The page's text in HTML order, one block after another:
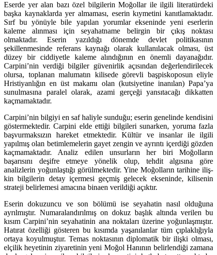
Eserde yer alan bazı özel bilgilerin Moğollar ile ilgili literatürdeki
başka kay­naklarda yer almaması, eserin kıymetini kanıtlamaktadır.
Sırf bu yönüyle bile yapılan yorumlar ekseninde yeni eserlerin
kaleme alınması için seyahat­name belirgin bir çıkış noktası
olmaktadır. Eserin yazıldığı dönemde devlet poli­tikasının
şekillenmesinde referans kaynağı olarak kullanılacak olması, üst
düzey bir ciddiyetle kaleme alındığının en önemli dayanağıdır.
Carpini’nin verdiği bilgiler güvenirlik açısından değerlendirilecek
olursa, toplanan malu­matın kilisede görevli başpiskoposun eliyle
Hristiyanlığın en üst makamı olan (kutsiyetine inanılan) Papa’ya
sunulmasına paralel olarak, azami gerçeği yan­sıtacağı dikkatten
kaçmamaktadır.
Carpini’nin bilgiyi en saf haliyle sunduğu; eserin genelinde kendisini
gös­ter­mektedir. Carpini elde ettiği bilgileri sunarken, yoruma fazla
başvurmaksı­zın hareket etmektedir. Kültür ve insanlar ile ilgili
yapılmış olan betimlemele­rin gayet zengin ve ayrıntı içerdiği gözden
kaçmamaktadır. Analiz edilen un­sur­ların her biri Moğolların
başarısını deşifre etmeye yönelik olup, tehdit algı­sına göre
analizlerin yoğunlaştığı görülmektedir. Yine Moğolların tarihine iliş­
kin bilgilerin detay içermesi geçmiş gelecek ekseninde, kilisenin
strateji belir­lemesi amacına binaen verildiği açıktır.
Eserin dokuzuncu ve son bölümü ise seyahatin nasıl olduğuna
ayrılmıştır. Numaralandırılmış on dokuz başlık altında verilen bu
kısım Carpini’nin seyahatinin ana noktaları üzerine yoğunlaşmıştır.
Hatırat özelliği gösteren bu kısımda yaşanılanlar tüm çıplaklığıyla
ortaya koyulmuştur. Temas noktasının diplomatik bir ilişki olması,
elçilik heyetinin ziyaretinin yeni Moğol Hanının be­lirlendiği zamana